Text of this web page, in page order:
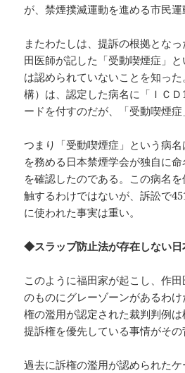
が、禁煙撲滅運動を進める市民運
またわたしは、提訴の根拠とな
田医師が記した「受動喫煙症」
は認められていないことを知っ
構）は、認定した病名に「ＩＣ
ードを付すのだが、「受動喫煙症
つまり「受動喫煙症」という病
を務める日本禁煙学会が独自に
を確認したのである。この病名
触するわけではないが、訴訟で
に使われた事実は重い。
◆スラップ防止法が存在しない日
このように福田家が起こし、作
のものにグレーゾーンがあるわ
権の濫用が認定された裁判判例
提訴権を優先している事情がその
過去に訴権の濫用が認められた